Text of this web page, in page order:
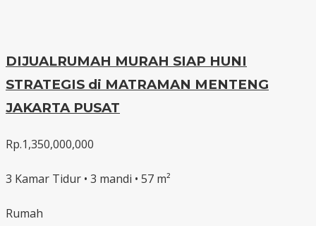
DIJUALRUMAH MURAH SIAP HUNI
STRATEGIS di MATRAMAN MENTENG
JAKARTA PUSAT
Rp.1,350,000,000
3 Kamar Tidur • 3 mandi • 57 m²
Rumah